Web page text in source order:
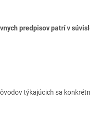
predpisov patrí v
týkajúcich sa